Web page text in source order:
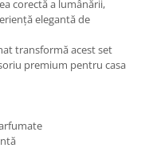
corectă a lumânării,
elegantă de
transformă acest set
premium pentru casa